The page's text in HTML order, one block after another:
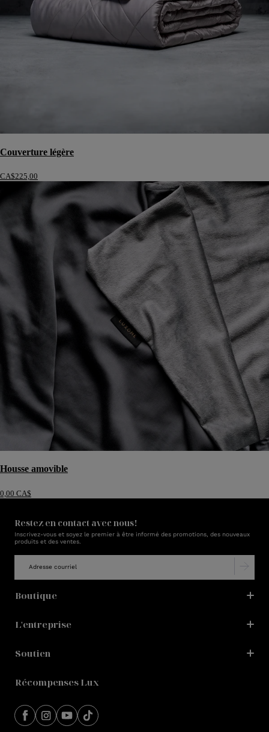
Couverture légère
CA$225,00
Housse amovible
0,00 CA$
Restez en contact avec nous!
Inscrivez-vous et soyez le premier à être informé des promotions, des nouveaux
produits et des ventes.
Boutique
L'entreprise
Soutien
Récompenses Lux